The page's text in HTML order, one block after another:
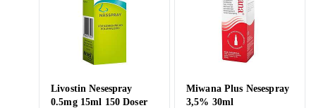
Livostin Nesespray
0.5mg 15ml 150 Doser
Miwana Plus Nesespray
3,5% 30ml